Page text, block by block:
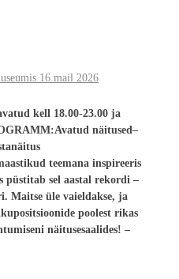
16.mail 2026
kell 18.00-23.00 ja
näitused–
teemana inspireeris
sel aastal rekordi –
Maitse üle vaieldakse, ja
poolest rikas
näitusesaalides! –